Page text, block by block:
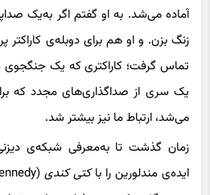
آماده می‌شد. به او گفتم اگر به‌یک
تماس گرفت؛ کاراکتری که یک جنگجوی
یک سری از صداگذاری‌های مجدد که
می‌شد، ارتباط ما نیز بیشتر شد.
زمان گذشت تا به‌معرفی شبکه‌ی
ایده‌ی مندلورین را باکتی کندی